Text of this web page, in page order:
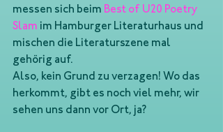
messen sich beim Best of U20 Poetry
Slam im Hamburger Literaturhaus und
mischen die Literaturszene mal
gehörig auf.
Also, kein Grund zu verzagen! Wo das
herkommt, gibt es noch viel mehr, wir
sehen uns dann vor Ort, ja?